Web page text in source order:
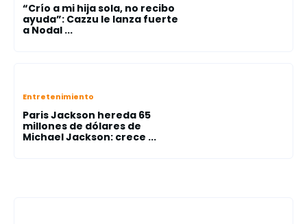
“Crío a mi hija sola, no recibo
ayuda”: Cazzu le lanza fuerte
a Nodal ...
Entretenimiento
Paris Jackson hereda 65
millones de dólares de
Michael Jackson: crece ...